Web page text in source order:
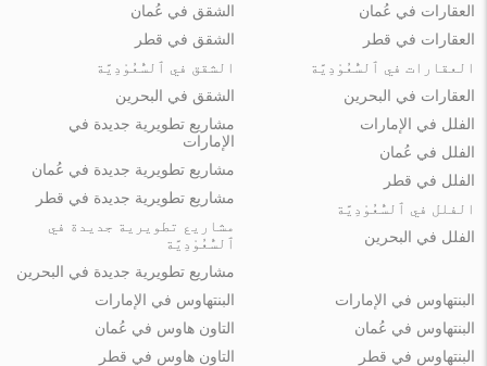
العقارات في عُمان
العقارات في قطر
العقارات في ٱلسُّعُوْدِيَّة
العقارات في البحرين
الشقق في عُمان
الشقق في قطر
الشقق في ٱلسُّعُوْدِيَّة
الشقق في البحرين
الفلل في الإمارات
الفلل في عُمان
الفلل في قطر
الفلل في ٱلسُّعُوْدِيَّة
الفلل في البحرين
مشاريع تطويرية جديدة في
الإمارات
مشاريع تطويرية جديدة في عُمان
مشاريع تطويرية جديدة في قطر
مشاريع تطويرية جديدة في
ٱلسُّعُوْدِيَّة
مشاريع تطويرية جديدة في البحرين
البنتهاوس في الإمارات
البنتهاوس في عُمان
البنتهاوس في قطر
البنتهاوس في الإمارات
التاون هاوس في عُمان
التاون هاوس في قطر